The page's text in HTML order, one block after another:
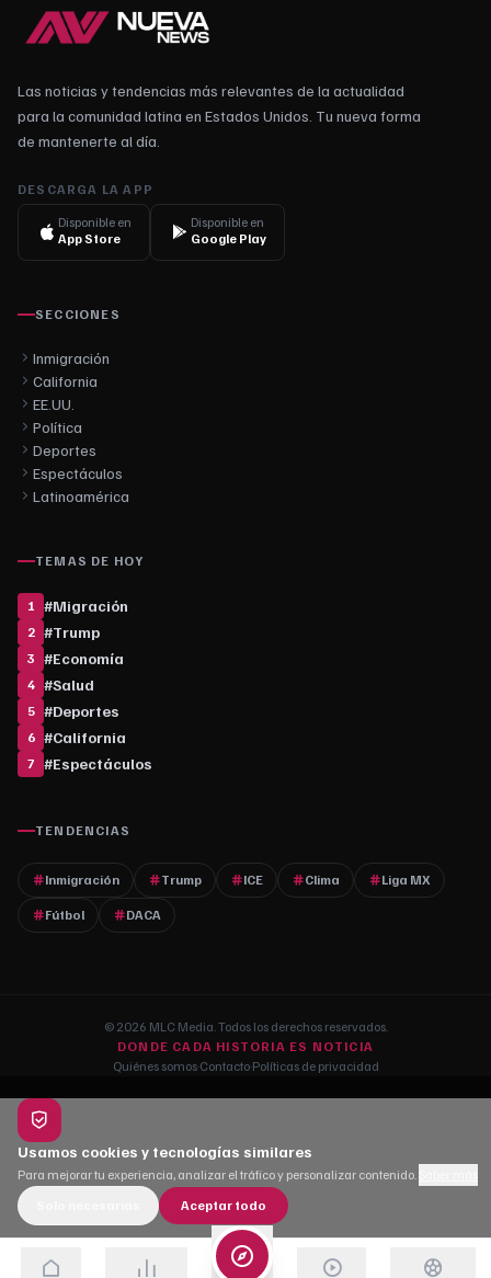
Las noticias y tendencias más relevantes de la actualidad
para la comunidad latina en Estados Unidos. Tu nueva forma
de mantenerte al día.
DESCARGA LA APP
Disponible en
App Store
Disponible en
Google Play
SECCIONES
Inmigración
California
EE.UU.
Política
Deportes
Espectáculos
Latinoamérica
TEMAS DE HOY
1 #Migración
2 #Trump
3 #Economía
4 #Salud
5 #Deportes
6 #California
7 #Espectáculos
TENDENCIAS
Inmigración Trump ICE Clima Liga MX
Fútbol DACA
© 2026 MLC Media. Todos los derechos reservados.
DONDE CADA HISTORIA ES NOTICIA
Quiénes somos·Contacto·Políticas de privacidad
Usamos cookies y tecnologías similares
Para mejorar tu experiencia, analizar el tráfico y personalizar contenido.
Aceptar todo